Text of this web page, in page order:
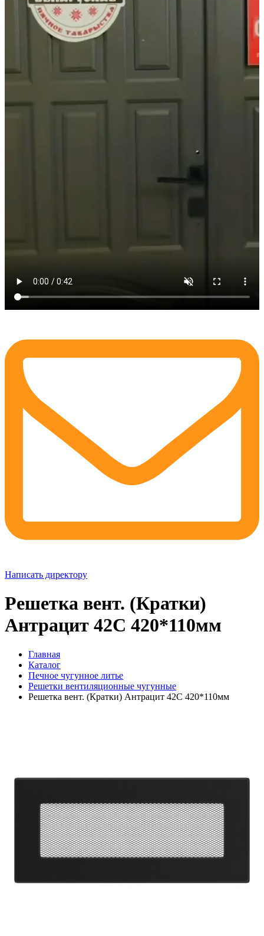
Написать директору
Решетка вент. (Кратки)
Антрацит 42C 420*110мм
Главная
Каталог
Печное чугунное литье
Решетки вентиляционные чугунные
Решетка вент. (Кратки) Антрацит 42C 420*110мм